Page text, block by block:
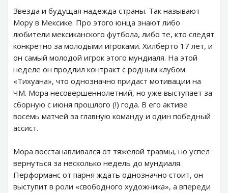
Звезда и будущая надежда страны. Так называют
Мору в Мексике. Про этого юнца знают либо
любители мексиканского футбола, либо те, кто следят
конкретно за молодыми игроками. Хилберто 17 лет, и
он самый молодой игрок этого мундиаля. На этой
неделе он продлил контракт с родным клубом
«Тихуана», что однозначно придаст мотивации на
ЧМ. Мора несовершеннолетний, но уже выступает за
сборную с июня прошлого (!) года. В его активе
восемь матчей за главную команду и один победный
ассист.
Мора восстанавливался от тяжелой травмы, но успел
вернуться за несколько недель до мундиаля.
Перформанс от парня ждать однозначно стоит, он
выступит в роли «свободного художника», а впереди